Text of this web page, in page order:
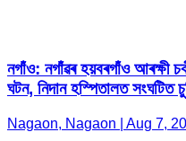
নগাঁও: নগাঁৱৰ হয়বৰগাঁও আৰক্ষী
ঘটন, নিদান হস্পিতালত সংঘটিত
Nagaon, Nagaon | Aug 7,